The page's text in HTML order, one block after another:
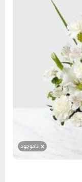
ناموجود